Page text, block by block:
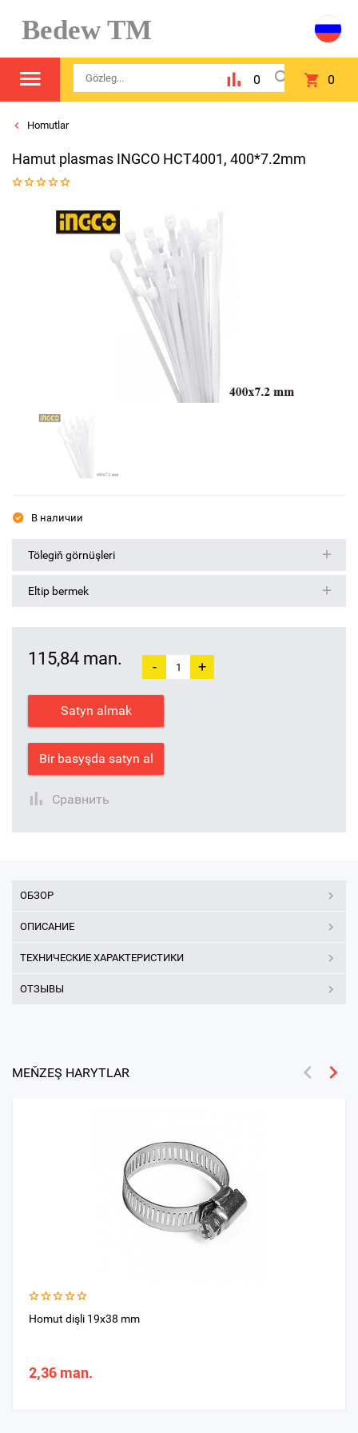
Bedew TM
0 0
Homutlar
Hamut plasmas INGCO HCT4001, 400*7.2mm
В наличии
Tölegiň görnüşleri
Eltip bermek
115,84 man. - +
Satyn almak
Bir basyşda satyn al
Сравнить
ОБЗОР
ОПИСАНИЕ
ТЕХНИЧЕСКИЕ ХАРАКТЕРИСТИКИ
ОТЗЫВЫ
MEŇZEŞ HARYTLAR
Homut dişli 19x38 mm
2,36 man.